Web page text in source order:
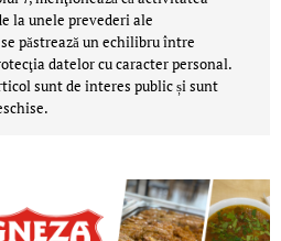
la unele prevederi ale
păstrează un echilibru între
datelor cu caracter personal.
sunt de interes public și sunt